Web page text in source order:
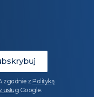
zgodnie z Polityką
usług Google.